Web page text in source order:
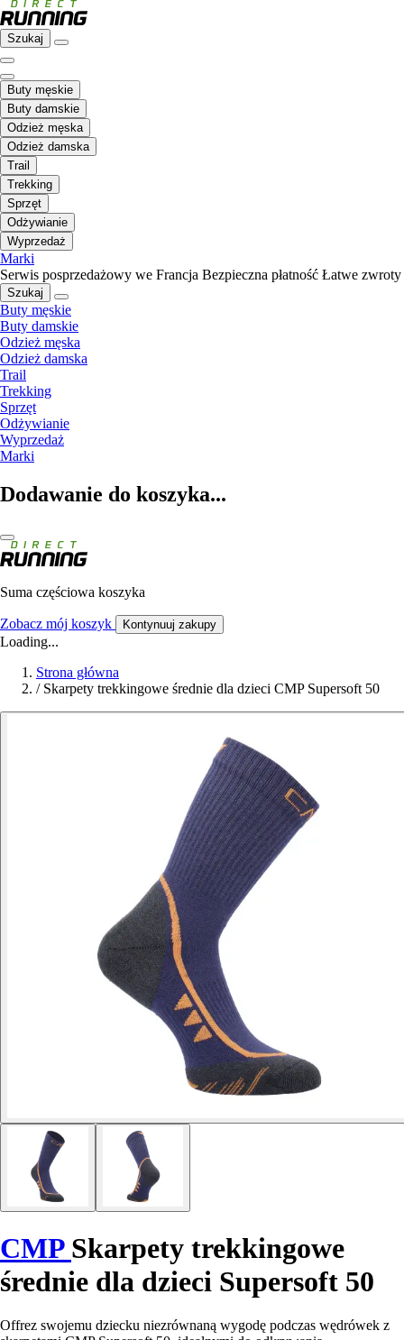
Szukaj
Buty męskie
Buty damskie
Odzież męska
Odzież damska
Trail
Trekking
Sprzęt
Odżywianie
Wyprzedaż
Marki
Serwis posprzedażowy we Francja Bezpieczna płatność Łatwe zwroty
Szukaj
Buty męskie
Buty damskie
Odzież męska
Odzież damska
Trail
Trekking
Sprzęt
Odżywianie
Wyprzedaż
Marki
Dodawanie do koszyka...
Suma częściowa koszyka
Zobacz mój koszyk Kontynuuj zakupy
Loading...
Strona główna
/ Skarpety trekkingowe średnie dla dzieci CMP Supersoft 50
CMP Skarpety trekkingowe
średnie dla dzieci Supersoft 50
Offrez swojemu dziecku niezrównaną wygodę podczas wędrówek z